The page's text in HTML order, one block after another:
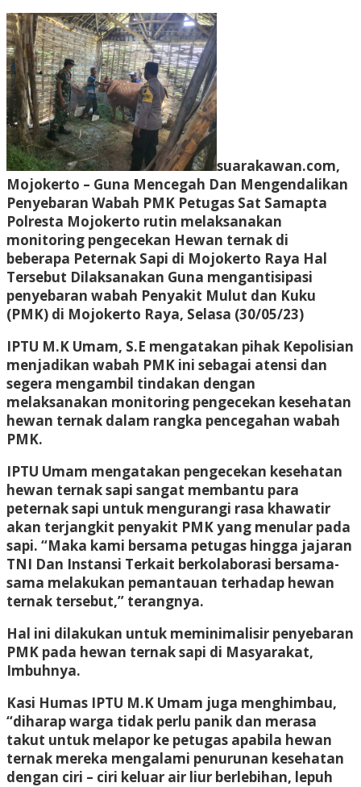
suarakawan.com,
Mojokerto – Guna Mencegah Dan Mengendalikan
Penyebaran Wabah PMK Petugas Sat Samapta
Polresta Mojokerto rutin melaksanakan
monitoring pengecekan Hewan ternak di
beberapa Peternak Sapi di Mojokerto Raya Hal
Tersebut Dilaksanakan Guna mengantisipasi
penyebaran wabah Penyakit Mulut dan Kuku
(PMK) di Mojokerto Raya, Selasa (30/05/23)
IPTU M.K Umam, S.E mengatakan pihak Kepolisian
menjadikan wabah PMK ini sebagai atensi dan
segera mengambil tindakan dengan
melaksanakan monitoring pengecekan kesehatan
hewan ternak dalam rangka pencegahan wabah
PMK.
IPTU Umam mengatakan pengecekan kesehatan
hewan ternak sapi sangat membantu para
peternak sapi untuk mengurangi rasa khawatir
akan terjangkit penyakit PMK yang menular pada
sapi. “Maka kami bersama petugas hingga jajaran
TNI Dan Instansi Terkait berkolaborasi bersama-
sama melakukan pemantauan terhadap hewan
ternak tersebut,” terangnya.
Hal ini dilakukan untuk meminimalisir penyebaran
PMK pada hewan ternak sapi di Masyarakat,
Imbuhnya.
Kasi Humas IPTU M.K Umam juga menghimbau,
“diharap warga tidak perlu panik dan merasa
takut untuk melapor ke petugas apabila hewan
ternak mereka mengalami penurunan kesehatan
dengan ciri – ciri keluar air liur berlebihan, lepuh